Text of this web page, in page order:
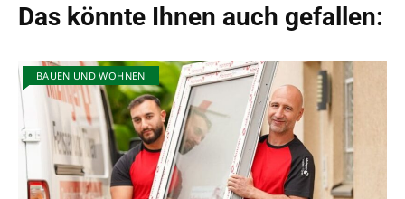
Das könnte Ihnen auch gefallen:
BAUEN UND WOHNEN